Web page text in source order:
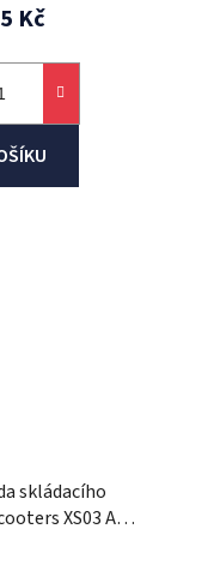
Kč
skládacího
XS03 APP